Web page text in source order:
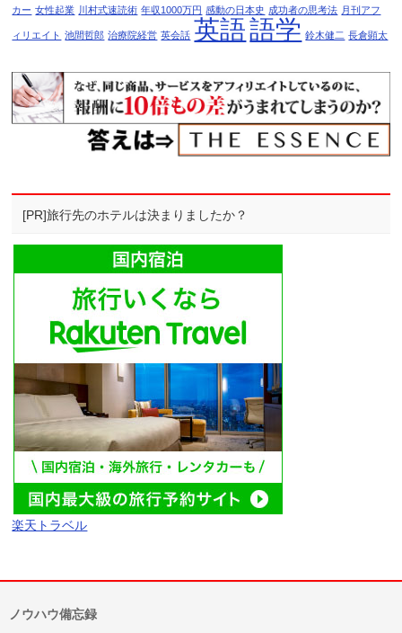
カー 女性起業 川村式速読術 年収1000万円 感動の日本史 成功者の思考法 月刊アフ
ィリエイト 池間哲郎 治療院経営 英会話 英語語学 鈴木健二 長倉顕太
[PR]旅行先のホテルは決まりましたか？
楽天トラベル
ノウハウ備忘録